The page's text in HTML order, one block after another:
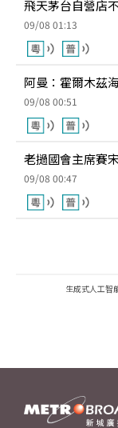
飛天茅台自營店
09/08 01:13
阿曼：霍爾木茲
09/08 00:51
老撾國會主席賽
09/08 00:47
生成式人工智